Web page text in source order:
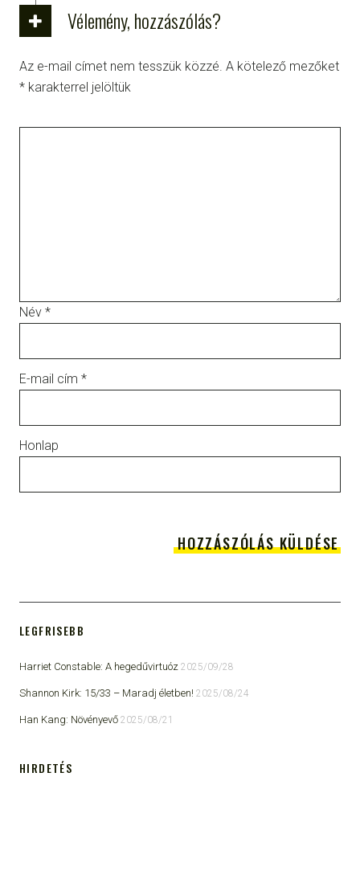
Vélemény, hozzászólás?
Az e-mail címet nem tesszük közzé. A kötelező mezőket
* karakterrel jelöltük
Név *
E-mail cím *
Honlap
LEGFRISEBB
Harriet Constable: A hegedűvirtuóz 2025/09/28
Shannon Kirk: 15/33 ​– Maradj életben! 2025/08/24
Han Kang: Növényevő 2025/08/21
HIRDETÉS